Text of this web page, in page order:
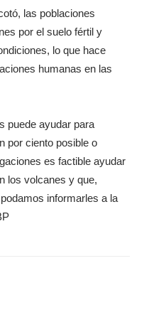
las poblaciones
por el suelo fértil y
lo que hace
humanas en las
puede ayudar para
por ciento posible o
es factible ayudar
los volcanes y que,
informarles a la